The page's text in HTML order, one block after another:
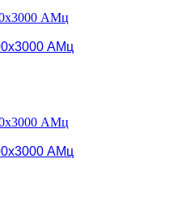
АМц
АМц